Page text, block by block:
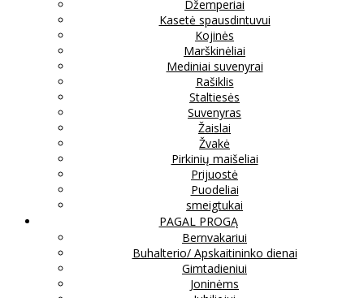
Džemperiai
Kasetė spausdintuvui
Kojinės
Marškinėliai
Mediniai suvenyrai
Rašiklis
Staltiesės
Suvenyras
Žaislai
Žvakė
Pirkinių maišeliai
Prijuostė
Puodeliai
smeigtukai
PAGAL PROGĄ
Bernvakariui
Buhalterio/ Apskaitininko dienai
Gimtadieniui
Joninėms